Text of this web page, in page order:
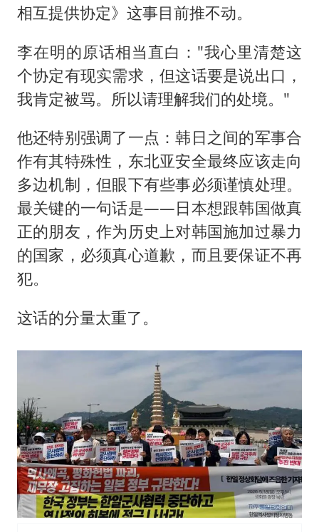
相互提供协定》这事目前推不动。
李在明的原话相当直白："我心里清楚这
个协定有现实需求，但这话要是说出口，
我肯定被骂。所以请理解我们的处境。"
他还特别强调了一点：韩日之间的军事合
作有其特殊性，东北亚安全最终应该走向
多边机制，但眼下有些事必须谨慎处理。
最关键的一句话是——日本想跟韩国做真
正的朋友，作为历史上对韩国施加过暴力
的国家，必须真心道歉，而且要保证不再
犯。
这话的分量太重了。